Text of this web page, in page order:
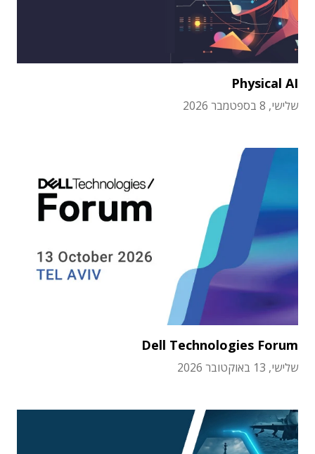
Physical AI
שלישי, 8 בספטמבר 2026
Dell Technologies Forum
שלישי, 13 באוקטובר 2026